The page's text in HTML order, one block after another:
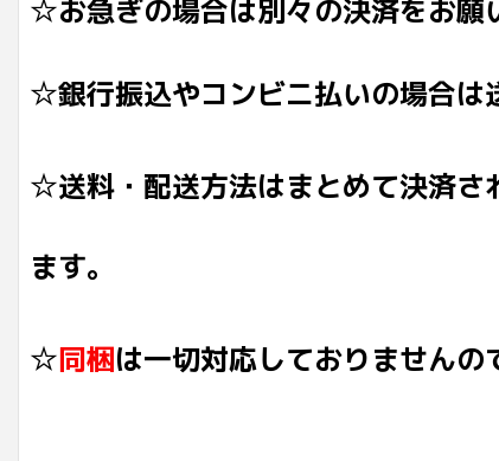
☆お急ぎの場合は別々の決済をお願
☆銀行振込やコンビニ払いの場合は
☆送料・配送方法はまとめて決済さ
ます。
☆同梱は一切対応しておりませんの